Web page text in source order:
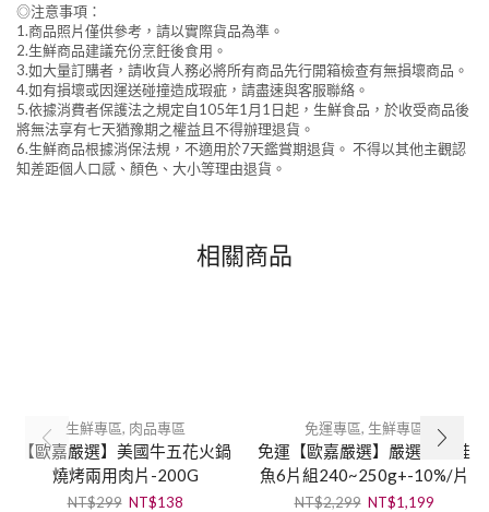
◎注意事項：
1.商品照片僅供參考，請以實際貨品為準。
2.生鮮商品建議充份烹飪後食用。
3.如大量訂購者，請收貨人務必將所有商品先行開箱檢查有無損壞商品。
4.如有損壞或因運送碰撞造成瑕疵，請盡速與客服聯絡。
5.依據消費者保護法之規定自105年1月1日起，生鮮食品，於收受商品後
將無法享有七天猶豫期之權益且不得辦理退貨。
6.生鮮商品根據消保法規，不適用於7天鑑賞期退貨。 不得以其他主觀認
知差距個人口感、顏色、大小等理由退貨。
相關商品
生鮮專區, 肉品專區
【歐嘉嚴選】美國牛五花火鍋
燒烤兩用肉片-200G
NT$299 NT$138
免運專區, 生鮮專區
免運【歐嘉嚴選】嚴選智利鮭
魚6片組240~250g+-10%/片
NT$2,299 NT$1,199